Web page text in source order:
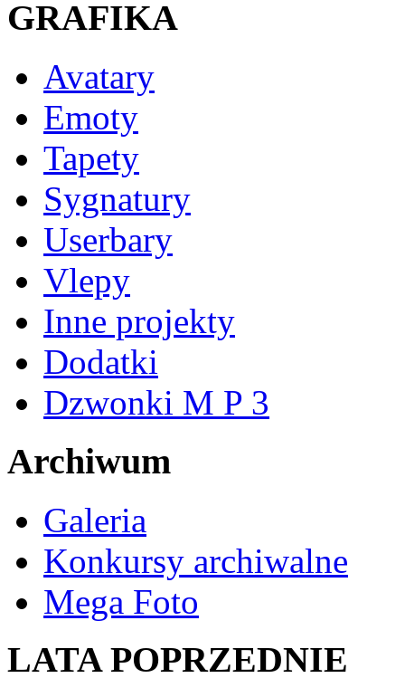
GRAFIKA
Avatary
Emoty
Tapety
Sygnatury
Userbary
Vlepy
Inne projekty
Dodatki
Dzwonki M P 3
Archiwum
Galeria
Konkursy archiwalne
Mega Foto
LATA POPRZEDNIE